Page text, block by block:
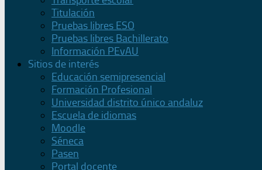
Titulación
Pruebas libres ESO
Pruebas libres Bachillerato
Información PEvAU
Sitios de interés
Educación semipresencial
Formación Profesional
Universidad distrito único andaluz
Escuela de idiomas
Moodle
Séneca
Pasen
Portal docente